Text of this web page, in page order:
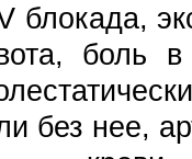
блокада,
боль в
без нее,